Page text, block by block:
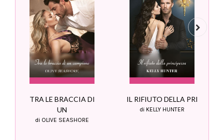
TRA LE BRACCIA DI
UN
di OLIVE SEASHORE
IL RIFIUTO DELLA PRI
di KELLY HUNTER
Next